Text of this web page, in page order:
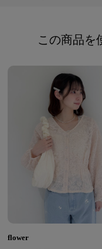
この商品を
flower